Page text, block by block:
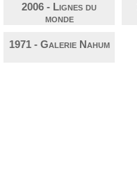
2006 - Lignes du
monde
1971 - Galerie Nahum